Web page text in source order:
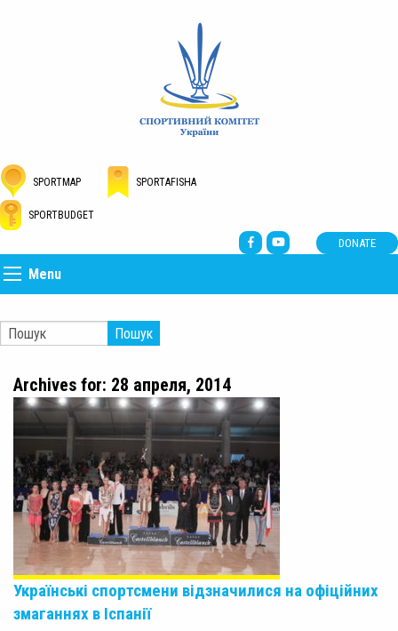
SPORTMAP SPORTAFISHA
SPORTBUDGET
DONATE
Menu
Пошук
Archives for: 28 апреля, 2014
Українські спортсмени відзначилися на офіційних
змаганнях в Іспанії